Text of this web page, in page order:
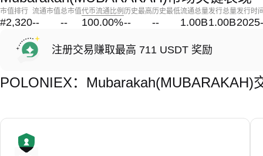
市值排行
#2,320
流通市值
--
总市值
--
代币流通比例
100.00%
历史最高
--
历史最低
--
流通总量
1.00B
发行总量
1.00B
发行时
注册交易赚取最高 711 USDT 奖励
POLONIEX：Mubarakah(MUBARAKAH)